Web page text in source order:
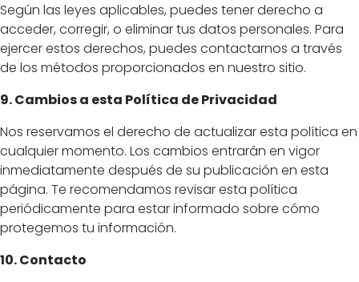
Según las leyes aplicables, puedes tener derecho a
acceder, corregir, o eliminar tus datos personales. Para
ejercer estos derechos, puedes contactarnos a través
de los métodos proporcionados en nuestro sitio.
9. Cambios a esta Política de Privacidad
Nos reservamos el derecho de actualizar esta política en
cualquier momento. Los cambios entrarán en vigor
inmediatamente después de su publicación en esta
página. Te recomendamos revisar esta política
periódicamente para estar informado sobre cómo
protegemos tu información.
10. Contacto